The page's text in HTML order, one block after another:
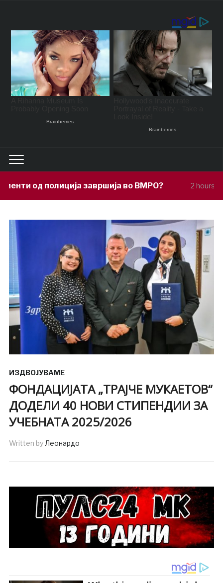
завршија во ВМРО? 2 hours ago Под
ИЗДВОЈУВАМЕ
ФОНДАЦИЈАТА „ТРАЈЧЕ МУКАЕТОВ“
ДОДЕЛИ 40 НОВИ СТИПЕНДИИ ЗА
УЧЕБНАТА 2025/2026
Written byЛеонардо